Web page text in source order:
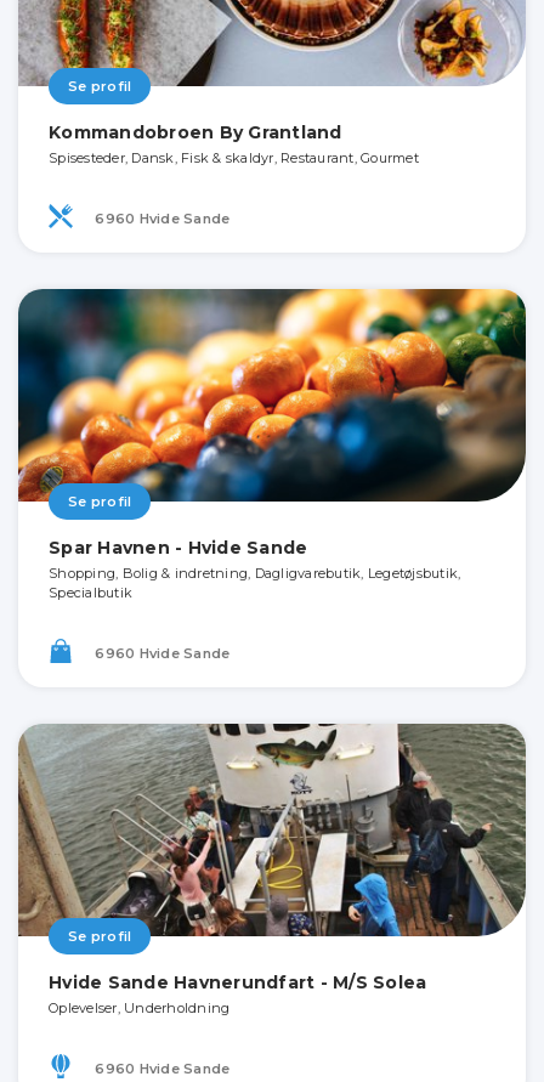
Se profil
Kommandobroen By Grantland
Spisesteder, Dansk, Fisk & skaldyr, Restaurant, Gourmet
6960 Hvide Sande
Se profil
Spar Havnen - Hvide Sande
Shopping, Bolig & indretning, Dagligvarebutik, Legetøjsbutik,
Specialbutik
6960 Hvide Sande
Se profil
Hvide Sande Havnerundfart - M/S Solea
Oplevelser, Underholdning
6960 Hvide Sande